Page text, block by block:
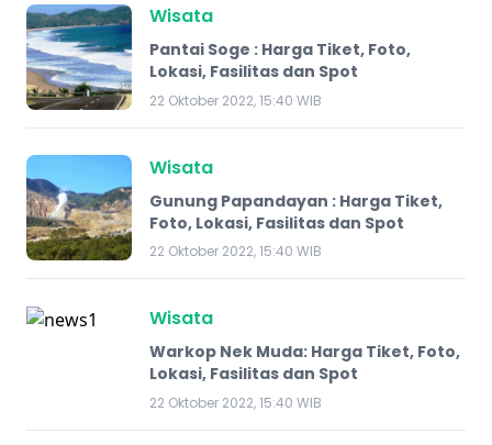
Wisata
Pantai Soge : Harga Tiket, Foto,
Lokasi, Fasilitas dan Spot
22 Oktober 2022, 15:40 WIB
Wisata
Gunung Papandayan : Harga Tiket,
Foto, Lokasi, Fasilitas dan Spot
22 Oktober 2022, 15:40 WIB
Wisata
Warkop Nek Muda: Harga Tiket, Foto,
Lokasi, Fasilitas dan Spot
22 Oktober 2022, 15:40 WIB